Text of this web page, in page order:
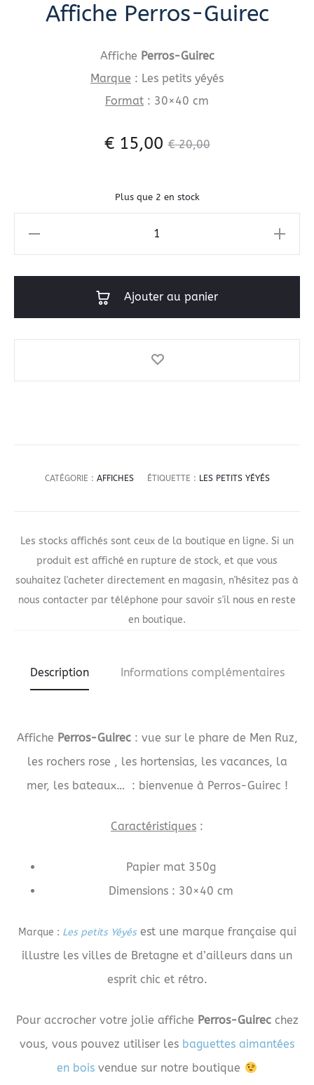
Affiche Perros-Guirec
Affiche Perros-Guirec
Marque : Les petits yéyés
Format : 30×40 cm
€20,00
€15,00
Plus que 2 en stock
Ajouter au panier
CATÉGORIE : AFFICHES ÉTIQUETTE : LES PETITS YÉYÉS
Les stocks affichés sont ceux de la boutique en ligne. Si un
produit est affiché en rupture de stock, et que vous
souhaitez l'acheter directement en magasin, n'hésitez pas à
nous contacter par téléphone pour savoir s'il nous en reste
en boutique.
Description Informations complémentaires
Affiche Perros-Guirec : vue sur le phare de Men Ruz,
les rochers rose , les hortensias, les vacances, la
mer, les bateaux… : bienvenue à Perros-Guirec !
Caractéristiques :
Papier mat 350g
Dimensions : 30×40 cm
Marque : Les petits Yéyésest une marque française qui
illustre les villes de Bretagne et d’ailleurs dans un
esprit chic et rétro.
Pour accrocher votre jolie affiche Perros-Guirec chez
vous, vous pouvez utiliser les baguettes aimantées
en bois vendue sur notre boutique